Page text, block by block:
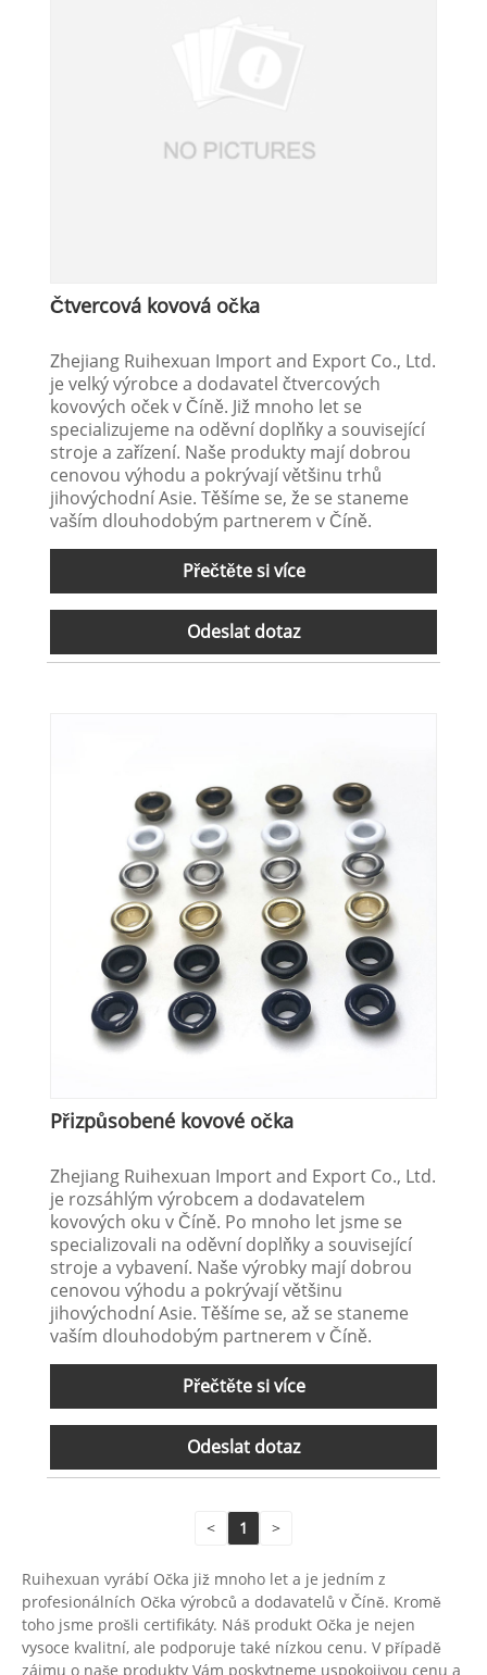
Čtvercová kovová očka
Zhejiang Ruihexuan Import and Export Co., Ltd.
je velký výrobce a dodavatel čtvercových
kovových oček v Číně. Již mnoho let se
specializujeme na oděvní doplňky a související
stroje a zařízení. Naše produkty mají dobrou
cenovou výhodu a pokrývají většinu trhů
jihovýchodní Asie. Těšíme se, že se staneme
vaším dlouhodobým partnerem v Číně.
Přečtěte si více
Odeslat dotaz
Přizpůsobené kovové očka
Zhejiang Ruihexuan Import and Export Co., Ltd.
je rozsáhlým výrobcem a dodavatelem
kovových oku v Číně. Po mnoho let jsme se
specializovali na oděvní doplňky a související
stroje a vybavení. Naše výrobky mají dobrou
cenovou výhodu a pokrývají většinu
jihovýchodní Asie. Těšíme se, až se staneme
vaším dlouhodobým partnerem v Číně.
Přečtěte si více
Odeslat dotaz
< 1 >
Ruihexuan vyrábí Očka již mnoho let a je jedním z
profesionálních Očka výrobců a dodavatelů v Číně. Kromě
toho jsme prošli certifikáty. Náš produkt Očka je nejen
vysoce kvalitní, ale podporuje také nízkou cenu. V případě
zájmu o naše produkty Vám poskytneme uspokojivou cenu a